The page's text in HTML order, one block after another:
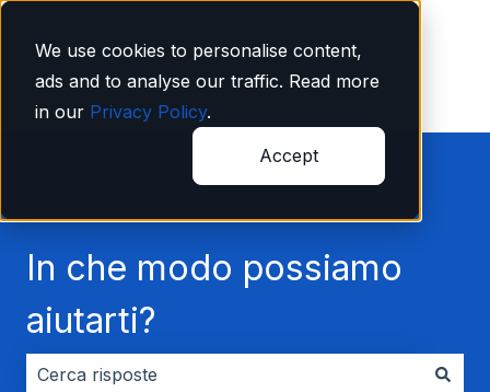
We use cookies to personalise content,
ads and to analyse our traffic. Read more
in our Privacy Policy.
Accept
In che modo possiamo
aiutarti?